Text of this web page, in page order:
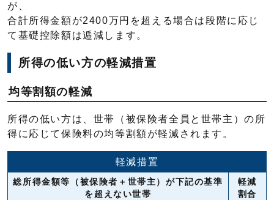
が
合計所得金額が2400万円を超える場合は段階に応じ
て基礎控除額は逓減します。
所得の低い方の軽減措置
均等割額の軽減
所得の低い方は、世帯（被保険者全員と世帯主）の所
得に応じて保険料の均等割額が軽減されます。
軽減措置
総所得金額等（被保険者＋世帯主）が下記の基準
を超えない世帯
軽減
割合